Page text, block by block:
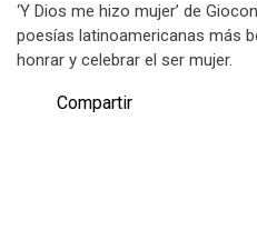
‘Y Dios me hizo mujer’ de
poesías latinoamericanas más
honrar y celebrar el ser mujer.
Compartir